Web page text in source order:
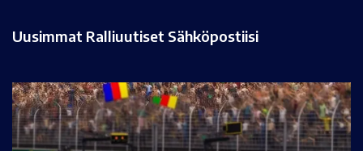
Uusimmat Ralliuutiset Sähköpostiisi